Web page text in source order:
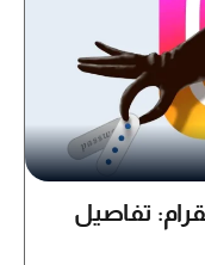
تفاصيل